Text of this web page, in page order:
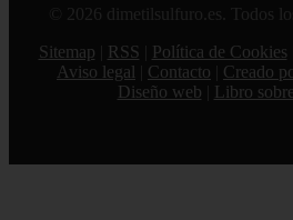
© 2026 dimetilsulfuro.es. Todos
Sitemap
RSS Política de Cookies
Aviso legal
Contacto
Creado
Diseño web
Libro